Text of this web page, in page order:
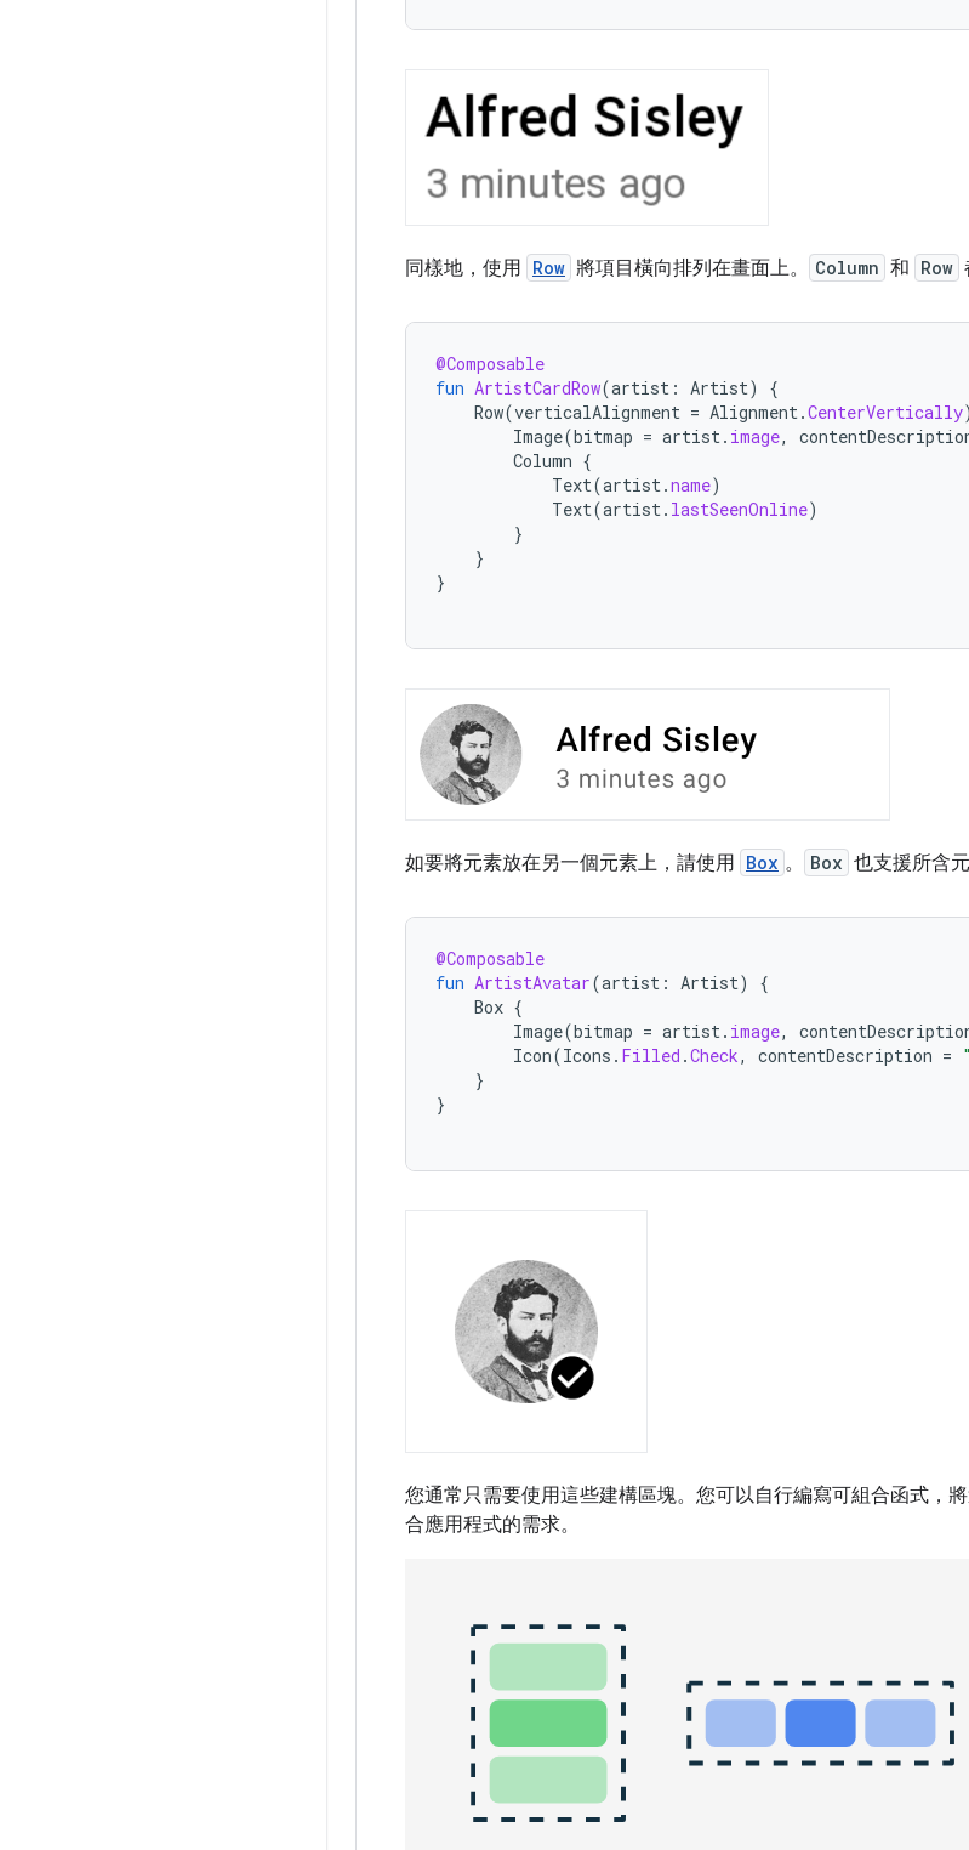
同樣地，使用 Row 將項目橫向排列在畫面上。 Column 和 Row
@Composable
fun ArtistCardRow(artist : Artist)
{
Row(verticalAlignment = Alignment .CenterVertically)
Image(bitmap = artist . image,
Column {
Text(artist .name)
Text(artist . lastSeenOnline)
}
}
}
如要將元素放在另一個元素上，請使用 Box 。 Box 也支援所含
@Composable
fun ArtistAvatar(artist : Artist)
{
Box {
Image(bitmap = artist. image,
Icon(Icons . Filled .Check, contentDescription =
}
}
您通常只需要使用這些建構區塊。您可以自行編寫可組合函式，
合應用程式的需求。